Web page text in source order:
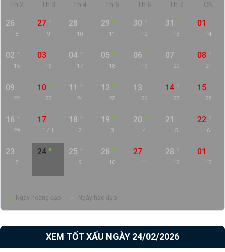
Th 2 Th 3 Th 4 Th 5 Th 6 Th 7 CN
26
8
27
9
28
10
29
11
30
12
31
13
01
14
02
15
03
16
04
17
05
18
06
19
07
20
08
21
09
22
10
23
11
24
12
25
13
26
14
27
15
28
16
29
17
1 / 1
18
2
19
3
20
4
21
5
22
6
23
7
24 25
9
26
10
27
11
28
12
01
13
Ngày hoàng đạo Ngày hắc đạo
XEM TỐT XẤU NGÀY 24/02/2026